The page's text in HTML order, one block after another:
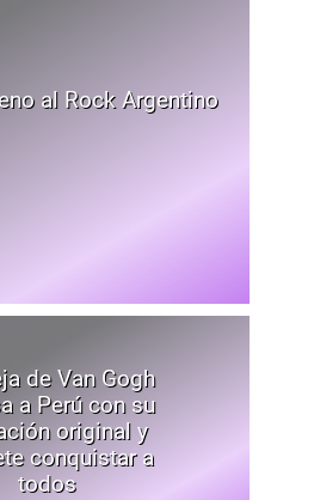
al Rock Argentino
de Van Gogh
a Perú con su
original y
conquistar a
todos